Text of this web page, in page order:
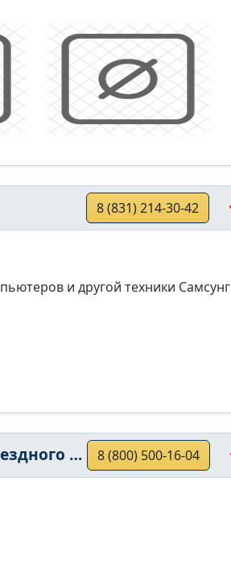
8 (831) 214-30-42
и другой техники Самсунг
ремонта 8 (800) 500-16-04